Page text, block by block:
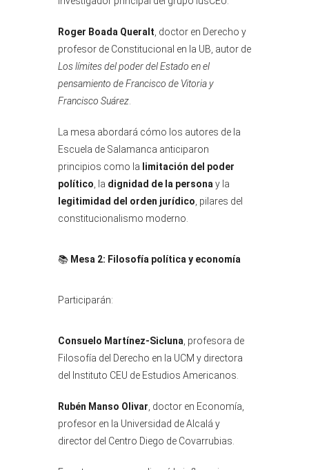
Roger Boada Queralt , doctor en Derecho y
profesor de Constitucional en la UB, autor de
Los límites del poder del Estado en el
pensamiento de Francisco de Vitoria y
Francisco Suárez
La mesa abordará cómo los autores de la
Escuela de Salamanca anticiparon
principios como la limitación del poder
político , la dignidad de la persona y la
legitimidad del orden jurídico , pilares del
constitucionalismo moderno.
📚 Mesa 2: Filosofía política y economía
Participarán:
Consuelo Martínez-Sicluna , profesora de
Filosofía del Derecho en la UCM y directora
del Instituto CEU de Estudios Americanos.
Rubén Manso Olivar , doctor en Economía,
profesor en la Universidad de Alcalá y
director del Centro Diego de Covarrubias.